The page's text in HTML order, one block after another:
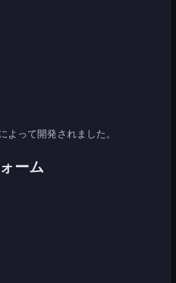
よって開発されました。
ーム